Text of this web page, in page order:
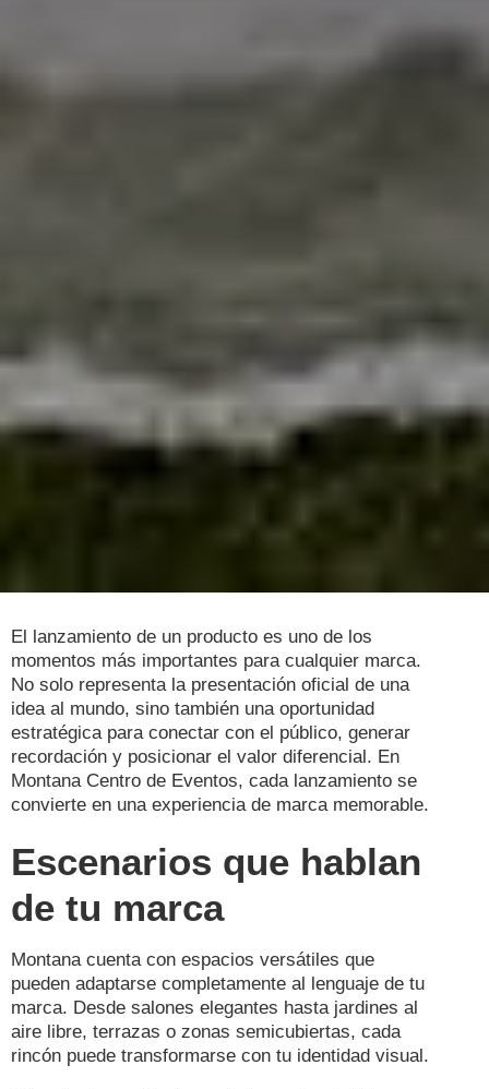
El lanzamiento de un producto es uno de los
momentos más importantes para cualquier marca.
No solo representa la presentación oficial de una
idea al mundo, sino también una oportunidad
estratégica para conectar con el público, generar
recordación y posicionar el valor diferencial. En
Montana Centro de Eventos, cada lanzamiento se
convierte en una experiencia de marca memorable.
Escenarios que hablan
de tu marca
Montana cuenta con espacios versátiles que
pueden adaptarse completamente al lenguaje de tu
marca. Desde salones elegantes hasta jardines al
aire libre, terrazas o zonas semicubiertas, cada
rincón puede transformarse con tu identidad visual.